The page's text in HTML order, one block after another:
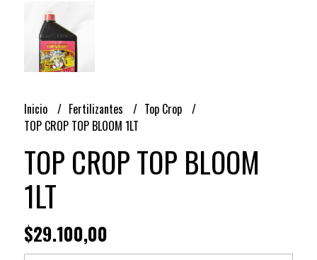
Inicio Fertilizantes
Top Crop
TOP CROP TOP BLOOM 1LT
TOP CROP TOP BLOOM
1LT
$29.100,00